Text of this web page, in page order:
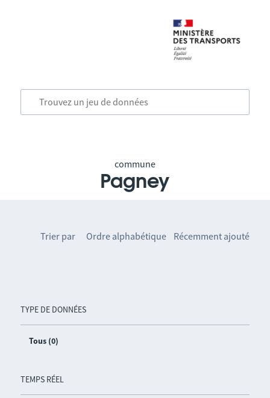
commune
Pagney
TYPE DE DONNÉES
Tous (0)
TEMPS RÉEL
Trier par Ordre alphabétique Récemment ajouté